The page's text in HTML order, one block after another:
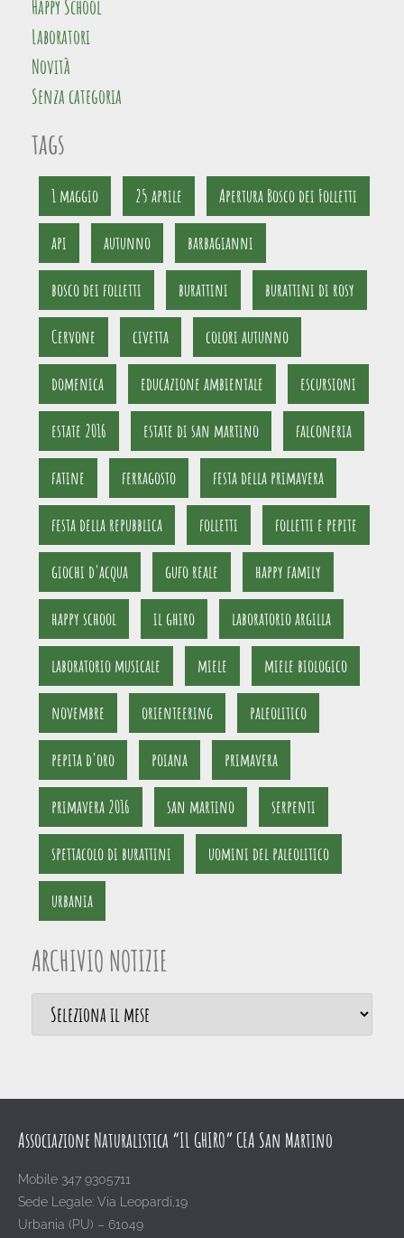
Happy School
Laboratori
Novità
Senza categoria
tags
1 maggio 25 aprile Apertura Bosco dei Folletti
api autunno barbagianni
bosco dei folletti burattini burattini di rosy
Cervone civetta colori autunno
domenica educazione ambientale escursioni
estate 2016 estate di san martino falconeria
fatine ferragosto festa della primavera
festa della repubblica folletti folletti e pepite
giochi d'acqua gufo reale happy family
happy school il ghiro laboratorio argilla
laboratorio musicale miele miele biologico
novembre orienteering paleolitico
pepita d'oro poiana primavera
primavera 2016 san martino serpenti
spettacolo di burattini uomini del paleolitico
urbania
ARCHIVIO NOTIZIE
Associazione Naturalistica “IL GHIRO” CEA San Martino
Mobile 347 9305711
Sede Legale: Via Leopardi,19
Urbania (PU) – 61049